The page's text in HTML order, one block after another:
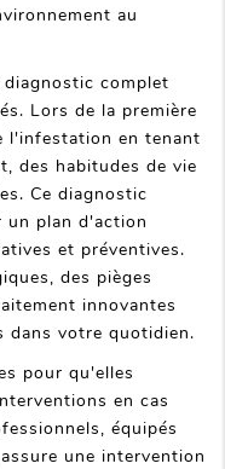
au
complet
Lors de la première
l'infestation en tenant
des habitudes de vie
Ce diagnostic
un plan d'action
et préventives.
des pièges
innovantes
dans votre quotidien.
pour qu'elles
en cas
équipés
une intervention